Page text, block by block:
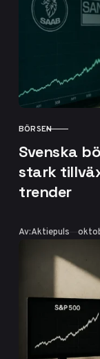
KATEGORI
BÖRSEN
Svenska
stark
trender
Av:Aktiepuls